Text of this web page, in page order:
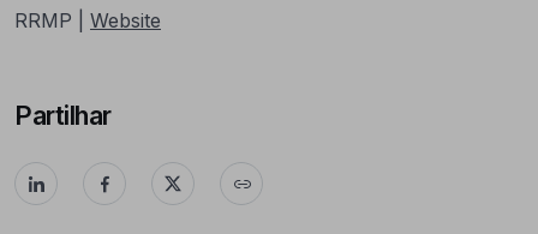
RRMP | Website
Partilhar